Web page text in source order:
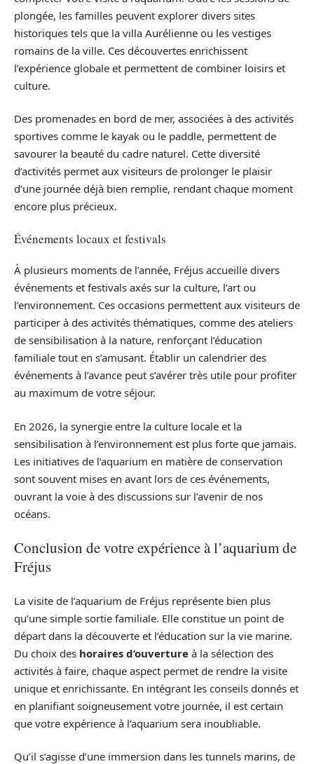
plongée, les familles peuvent explorer divers sites
historiques tels que la villa Aurélienne ou les vestiges
romains de la ville. Ces découvertes enrichissent
l’expérience globale et permettent de combiner loisirs et
culture.
Des promenades en bord de mer, associées à des activités
sportives comme le kayak ou le paddle, permettent de
savourer la beauté du cadre naturel. Cette diversité
d’activités permet aux visiteurs de prolonger le plaisir
d’une journée déjà bien remplie, rendant chaque moment
encore plus précieux.
Événements locaux et festivals
À plusieurs moments de l’année, Fréjus accueille divers
événements et festivals axés sur la culture, l’art ou
l’environnement. Ces occasions permettent aux visiteurs de
participer à des activités thématiques, comme des ateliers
de sensibilisation à la nature, renforçant l’éducation
familiale tout en s’amusant. Établir un calendrier des
événements à l’avance peut s’avérer très utile pour profiter
au maximum de votre séjour.
En 2026, la synergie entre la culture locale et la
sensibilisation à l’environnement est plus forte que jamais.
Les initiatives de l’aquarium en matière de conservation
sont souvent mises en avant lors de ces événements,
ouvrant la voie à des discussions sur l’avenir de nos
océans.
Conclusion de votre expérience à l’aquarium de
Fréjus
La visite de l’aquarium de Fréjus représente bien plus
qu’une simple sortie familiale. Elle constitue un point de
départ dans la découverte et l’éducation sur la vie marine.
Du choix des horaires d’ouverture à la sélection des
activités à faire, chaque aspect permet de rendre la visite
unique et enrichissante. En intégrant les conseils donnés et
en planifiant soigneusement votre journée, il est certain
que votre expérience à l’aquarium sera inoubliable.
Qu’il s’agisse d’une immersion dans les tunnels marins, de